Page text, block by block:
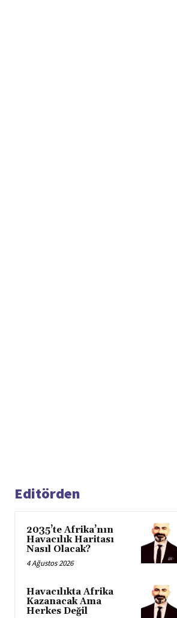
Editörden
2035’te Afrika’nın
Havacılık Haritası
Nasıl Olacak?
4 Ağustos 2026
Havacılıkta Afrika
Kazanacak Ama
Herkes Değil